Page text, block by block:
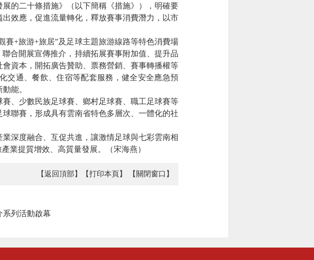
的二十條措施》（以下簡稱《措施》），明確要
效應，促進流量轉化，釋放賽事消費潛力，以市
+旅游+旅居”及足球主題旅游線路等特色消費場
合開展宣傳推介，持續拓展賽事附加值、提升品
資本，開拓廣告贊助、票務營銷、賽事轉播權等
交通、餐飲、住宿等配套服務，健全安全應急預
能。
、少數民族足球賽、鄉村足球賽、職工足球賽等
聯賽，形成具有雲南省特色多層次、一體化的社
深度融合、互促共進，讓激情足球與七彩雲南相
業提質增效、高質量發展。（宋海燕）
【返回頂部】 【打印本頁】 【關閉窗口】
系列活動啟幕